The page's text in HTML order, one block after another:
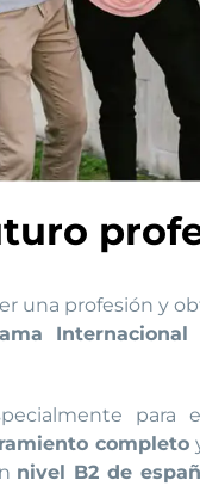
una profesión y
para
completo
nivel B2 de